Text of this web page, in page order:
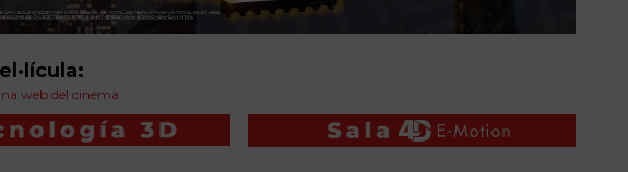
web del cinema.